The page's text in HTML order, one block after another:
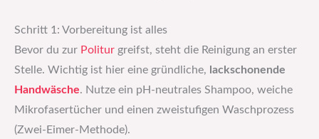
Schritt 1: Vorbereitung ist alles
Bevor du zur Politur greifst, steht die Reinigung an erster
Stelle. Wichtig ist hier eine gründliche, lackschonende
Handwäsche. Nutze ein pH-neutrales Shampoo, weiche
Mikrofasertücher und einen zweistufigen Waschprozess
(Zwei-Eimer-Methode).